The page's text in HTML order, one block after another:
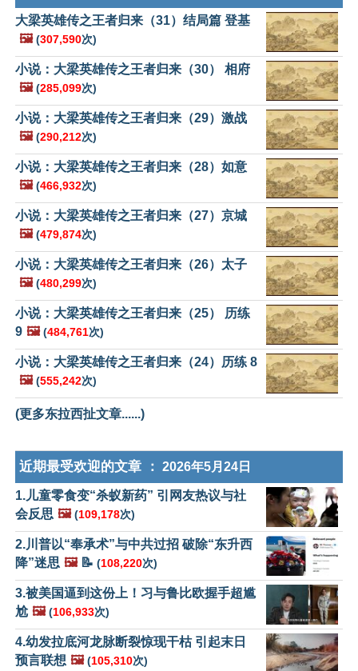
大梁英雄传之王者归来（31）结局篇 登基
🖼️ (307,590次)
小说：大梁英雄传之王者归来（30） 相府
🖼️ (285,099次)
小说：大梁英雄传之王者归来（29）激战
🖼️ (290,212次)
小说：大梁英雄传之王者归来（28）如意
🖼️ (466,932次)
小说：大梁英雄传之王者归来（27）京城
🖼️ (479,874次)
小说：大梁英雄传之王者归来（26）太子
🖼️ (480,299次)
小说：大梁英雄传之王者归来（25） 历练
9 🖼️ (484,761次)
小说：大梁英雄传之王者归来（24）历练 8
🖼️ (555,242次)
(更多东拉西扯文章......)
近期最受欢迎的文章 ： 2026年5月24日
1.儿童零食变“杀蚁新药” 引网友热议与社
会反思 🖼️ (109,178次)
2.川普以“奉承术”与中共过招 破除“东升西
降”迷思 🖼️📝 (108,220次)
3.被美国逼到这份上！习与鲁比欧握手超尴
尬 🖼️ (106,933次)
4.幼发拉底河龙脉断裂惊现干枯 引起末日
预言联想 🖼️ (105,310次)